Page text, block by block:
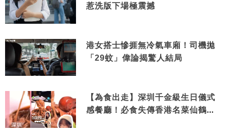
惹洗版下場極震撼
港女搭士慘捱無冷氣車廂！司機拋
「29蚊」偉論揭驚人結局
【為食出走】深圳千金級生日儀式
感餐廳！必食失傳香港名菜仙鶴神